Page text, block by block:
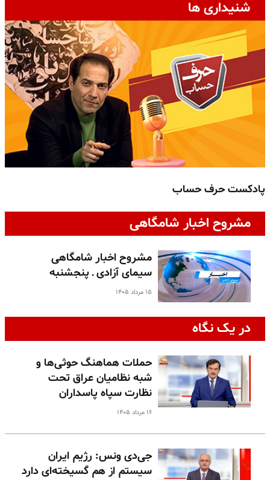
شنیداری ها
پادکست حرف حساب
مشروح اخبار شامگاهی
مشروح اخبار شامگاهی
سیمای آزادی ـ پنجشنبه
۱۵ مرداد ۱۴۰۵
در یک نگاه
حملات هماهنگ حوثی‌ها و
شبه نظامیان عراق تحت
نظارت سپاه پاسداران
۱۶ مرداد ۱۴۰۵
جی‌دی ونس: رژیم ایران
سیستم از هم گسیخته‌ای دارد